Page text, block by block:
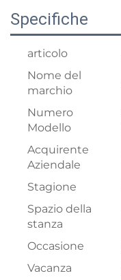
Specifiche
articolo
Nome del
marchio
Numero
Modello
Acquirente
Aziendale
Stagione
Spazio della
stanza
Occasione
Vacanza